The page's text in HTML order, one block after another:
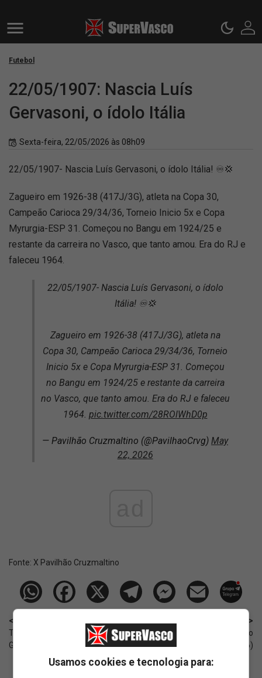
Futebol
22/05/1907: Nascia Luís
Gervasoni, o ídolo Itália
Sexta-feira, 22/05/2026 às 08h09
22/05/1907- Nascia Luís Gervasoni, o ídolo Itália! ♾💢
Zagueiro em 1926-38 (417J/3G), atleta na Copa 30,
Campeão Carioca 29/34/36, Torneio Inicio 5x e Copa
Myrurgia-ESP 31. Começou no Bangu em 1924/25 e
restante da carreira no Vasco, que tanto amou. Era do RJ e
faleceu 1964.
22/05/1907- Nascia Luís Gervasoni, o ídolo
Itália! ♾️💢
Zagueiro em 1926-38 (417J/3G), atleta na
Copa 30, Campeão Carioca 29/34/36, Torneio
Inicio 5x e Copa Myrurgia-ESP 31. Começou
no Bangu em 1924/25 e restante da carreira
no Vasco, que tanto amou. Era do RJ e faleceu
1964. pic.twitter.com/28ROlWhD0p
— Pavilhão Cruzmaltino (@PavilhaoCrvg) May
22, 2026
Fonte: X Pavilhão Cruzmaltino
< Anterior
Todas as escalações de Renato
Gaúcho no Brasileiro 2026
Próximo >
Agenda de transmissões do
Vasco nesta sexta (22/05/2026)
Usamos cookies e tecnologia para: